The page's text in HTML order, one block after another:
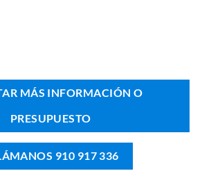
MÁS INFORMACIÓN O
PRESUPUESTO
910 917 336